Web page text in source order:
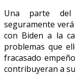
Una parte del
seguramente
con Biden a la
problemas que
fracasado
contribuyeran a